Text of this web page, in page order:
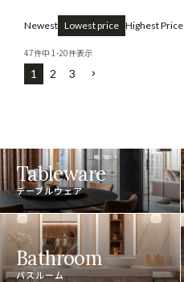
Newest Lowest price Highest Price
47件中 1 -20件表示
1 2 3
Tableware
テーブルウェア
Bathroom
バスルーム